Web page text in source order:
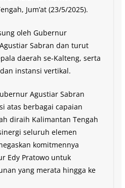
Jum’at (23/5/2025).
oleh Gubernur
Sabran dan turut
daerah se-Kalteng, serta
instansi vertikal.
Agustiar Sabran
atas berbagai capaian
diraih Kalimantan Tengah
seluruh elemen
komitmennya
Edy Pratowo untuk
yang merata hingga ke